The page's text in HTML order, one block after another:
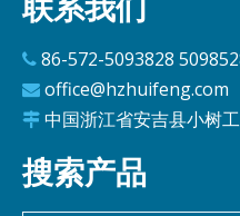
 86-572-5093828
 office@hzhuifeng.com
 中国浙江省安吉县小树
搜索产品